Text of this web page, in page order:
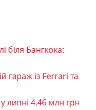
біля Бангкока:
гараж із Ferrari та
липні 4,46 млн грн